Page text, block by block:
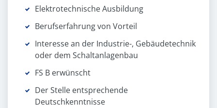
Elektrotechnische Ausbildung
Berufserfahrung von Vorteil
Interesse an der Industrie-, Gebäudetechnik
oder dem Schaltanlagenbau
FS B erwünscht
Der Stelle entsprechende
Deutschkenntnisse